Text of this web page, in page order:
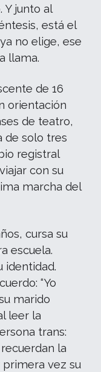
Y junto al
está el
no elige, ese
llama.
de 16
orientación
de teatro,
de solo tres
registral
con su
marcha del
cursa su
escuela.
identidad.
“Yo
marido
leer la
trans:
la
primera vez su